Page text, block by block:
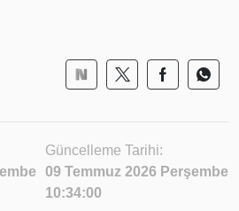
Güncelleme Tarihi:
09 Temmuz 2026 Perşembe
10:34:00